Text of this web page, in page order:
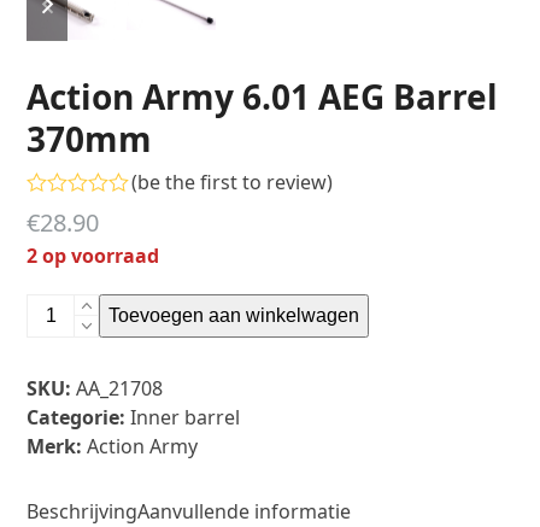
slide
slide
Action Army 6.01 AEG Barrel
370mm
Gewaardeerd
0
uit
5
(be the first to review)
€28.90
2 op voorraad
Action
AEG
Barrel
370mm
Toevoegen aan winkelwagen
SKU:AA_21708
Categorie:Inner barrel
Merk:Action Army
BeschrijvingAanvullende informatie